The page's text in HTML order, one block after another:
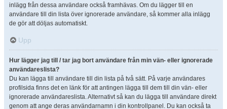
inlägg från dessa användare också framhävas. Om du lägger till en
användare till din lista över ignorerade användare, så kommer alla inlägg
de gör att döljas automatiskt.
Upp
Hur lägger jag till / tar jag bort användare från min vän- eller ignorerade
användareslista?
Du kan lägga till användare till din lista på två sätt. På varje användares
profilsida finns det en länk för att antingen lägga till dem till din vän- eller
ignorerade användareslista. Alternativt så kan du lägga till användare direkt
genom att ange deras användarnamn i din kontrollpanel. Du kan också ta